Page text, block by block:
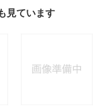
見ています